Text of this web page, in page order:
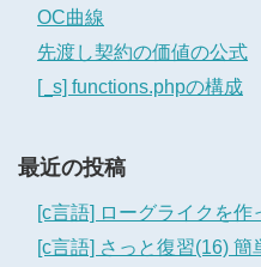
OC曲線
先渡し契約の価値の公式
[_s] functions.phpの構成
最近の投稿
[c言語] ローグライクを作
[c言語] さっと復習(16)